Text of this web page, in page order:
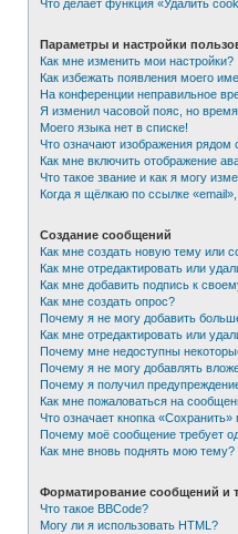
Что делает функция «Удалить
Параметры и настройки
Как мне изменить мои настройки?
Как избежать появления моего
На конференции неправильное
Я изменил часовой пояс, но
Моего языка нет в списке!
Что означают изображения
Как мне включить отображение
Что такое звание и как я могу
Когда я щёлкаю по ссылке
Создание сообщений
Как мне создать новую тему или
Как мне отредактировать или
Как мне добавить подпись к
Как мне создать опрос?
Почему я не могу добавить
Как мне отредактировать или
Почему мне недоступны
Почему я не могу добавлять
Почему я получил
Как мне пожаловаться на
Что означает кнопка
Почему моё сообщение требует
Как мне вновь поднять мою тему?
Форматирование сообщений и
Что такое BBCode?
Могу ли я использовать HTML?